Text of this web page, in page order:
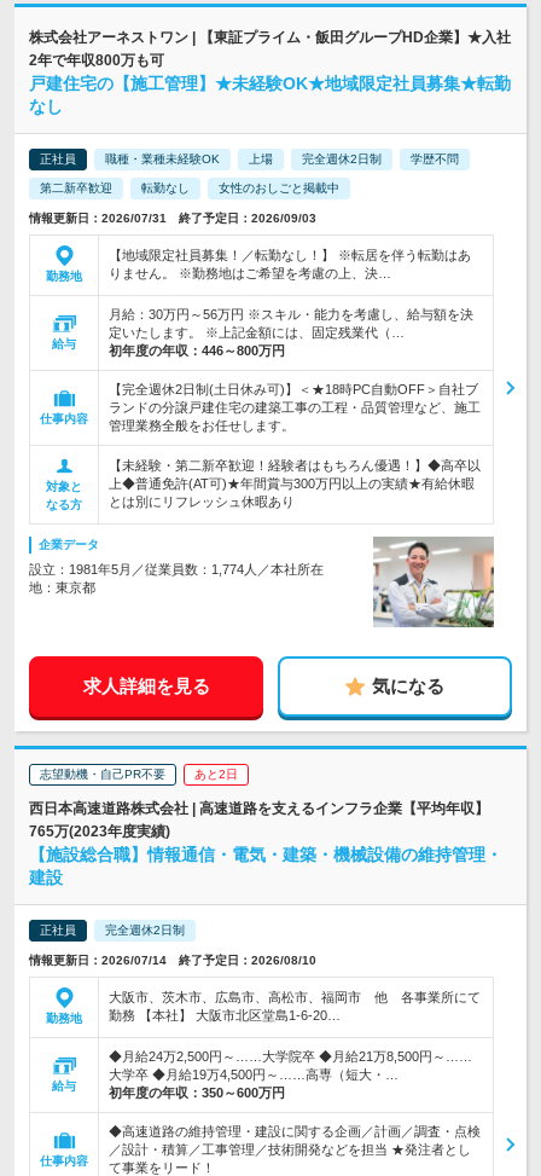
株式会社アーネストワン | 【東証プライム・飯田グループHD企業】★入社
2年で年収800万も可
戸建住宅の【施工管理】★未経験OK★地域限定社員募集★転勤
なし
正社員 職種・業種未経験OK 上場 完全週休2日制 学歴不問
第二新卒歓迎 転勤なし 女性のおしごと掲載中
情報更新日：2026/07/31 終了予定日：2026/09/03
勤務地
【地域限定社員募集！／転勤なし！】 ※転居を伴う転勤はあ
りません。 ※勤務地はご希望を考慮の上、決…
給与
月給：30万円～56万円 ※スキル・能力を考慮し、給与額を決
定いたします。 ※上記金額には、固定残業代（…
初年度の年収： 446～800万円
仕事内容
【完全週休2日制(土日休み可)】＜★18時PC自動OFF＞自社ブ
ランドの分譲戸建住宅の建築工事の工程・品質管理など、施工
管理業務全般をお任せします。
対象と
なる方
【未経験・第二新卒歓迎！経験者はもちろん優遇！】◆高卒以
上◆普通免許(AT可)★年間賞与300万円以上の実績★有給休暇
とは別にリフレッシュ休暇あり
企業データ
設立：1981年5月／従業員数：1,774人／本社所在
地：東京都
求人詳細を見る 気になる
志望動機・自己PR不要 あと2日
西日本高速道路株式会社 | 高速道路を支えるインフラ企業【平均年収】
765万(2023年度実績)
【施設総合職】情報通信・電気・建築・機械設備の維持管理・
建設
正社員 完全週休2日制
情報更新日：2026/07/14 終了予定日：2026/08/10
勤務地
大阪市、茨木市、広島市、高松市、福岡市 他 各事業所にて
勤務 【本社】 大阪市北区堂島1-6-20…
給与
◆月給24万2,500円～……大学院卒 ◆月給21万8,500円～……
大学卒 ◆月給19万4,500円～……高専（短大・…
初年度の年収： 350～600万円
仕事内容
◆高速道路の維持管理・建設に関する企画／計画／調査・点検
／設計・積算／工事管理／技術開発などを担当 ★発注者とし
て事業をリード！